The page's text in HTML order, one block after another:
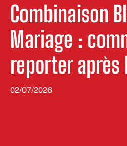
Combinaison
Mariage :
reporter après
02/07/2026